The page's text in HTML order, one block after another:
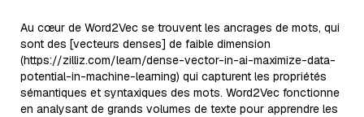
Au cœur de Word2Vec se trouvent les ancrages de mots, qui
sont des [vecteurs denses] de faible dimension
(https://zilliz.com/learn/dense-vector-in-ai-maximize-data-
potential-in-machine-learning) qui capturent les propriétés
sémantiques et syntaxiques des mots. Word2Vec fonctionne
en analysant de grands volumes de texte pour apprendre les